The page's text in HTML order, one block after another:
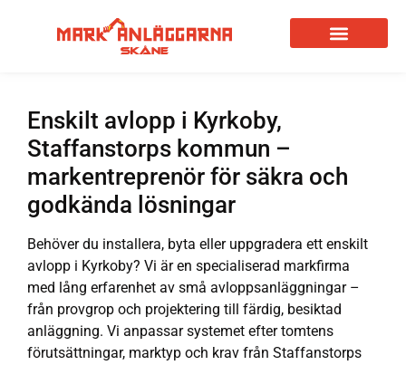
Enskilt avlopp i Kyrkoby,
Staffanstorps kommun –
markentreprenör för säkra och
godkända lösningar
Behöver du installera, byta eller uppgradera ett enskilt
avlopp i Kyrkoby? Vi är en specialiserad markfirma
med lång erfarenhet av små avloppsanläggningar –
från provgrop och projektering till färdig, besiktad
anläggning. Vi anpassar systemet efter tomtens
förutsättningar, marktyp och krav från Staffanstorps